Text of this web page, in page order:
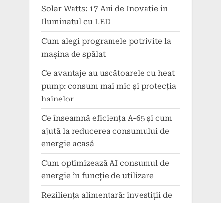
Solar Watts: 17 Ani de Inovatie in
Iluminatul cu LED
Cum alegi programele potrivite la
mașina de spălat
Ce avantaje au uscătoarele cu heat
pump: consum mai mic și protecția
hainelor
Ce înseamnă eficiența A-65 și cum
ajută la reducerea consumului de
energie acasă
Cum optimizează AI consumul de
energie în funcție de utilizare
Reziliența alimentară: investiții de